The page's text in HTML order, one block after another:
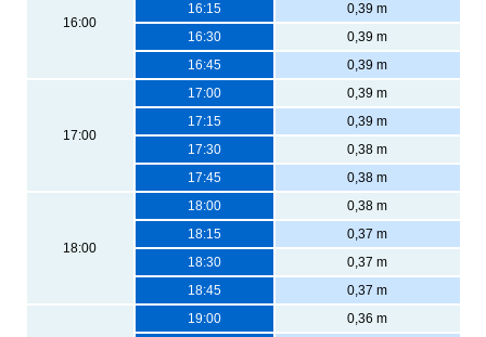
16:00
16:15
0,39 m
16:30
0,39 m
16:45
0,39 m
17:00
17:00
0,39 m
17:15
0,39 m
17:30
0,38 m
17:45
0,38 m
18:00
18:00
0,38 m
18:15
0,37 m
18:30
0,37 m
18:45
0,37 m
19:00
0,36 m